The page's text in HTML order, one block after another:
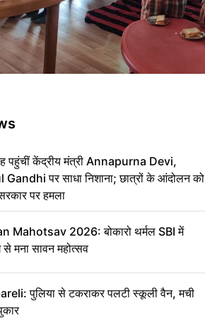
पहुंचीं केंद्रीय मंत्री Annapurna Devi,
Gandhi पर साधा निशाना; छात्रों के आंदोलन को
पर हमला
Mahotsav 2026: बोकारो थर्मल SBI में
से मना सावन महोत्सव
पुलिया से टकराकर पलटी स्कूली वैन, मची